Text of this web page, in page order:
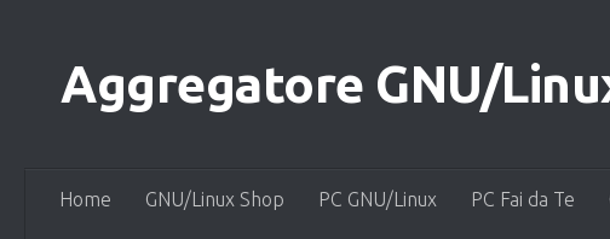
Aggregatore GNU/
Home GNU/Linux Shop PC GNU/Linux PC Fai da Te